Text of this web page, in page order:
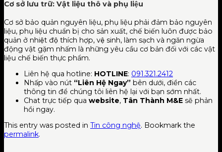
Cơ sở lưu trữ: Vật liệu thô và phụ liệu
Cơ sở bảo quản nguyên liệu, phụ liệu phải đảm bảo nguyên
liệu, phụ liệu chuẩn bị cho sản xuất, chế biến luôn được bảo
quản ở nhiệt độ thích hợp, vệ sinh, làm sạch và ngăn ngừa
động vật gặm nhấm là những yêu cầu cơ bản đối với các vật
liệu chế biến thực phẩm.
Liên hệ qua hotline: HOTLINE: 091.321.2412
Nhấp vào nút “Liên Hệ Ngay” bên dưới, điền các
thông tin để chúng tôi liên hệ lại với bạn sớm nhất.
Chat trực tiếp qua website, Tân Thành M&E sẽ phản
hồi ngay.
This entry was posted in Tin công nghệ. Bookmark the
permalink.